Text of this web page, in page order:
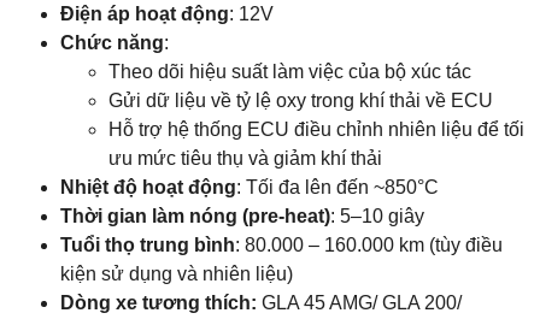
Điện áp hoạt động: 12V
Chức năng:
Theo dõi hiệu suất làm việc của bộ xúc tác
Gửi dữ liệu về tỷ lệ oxy trong khí thải về ECU
Hỗ trợ hệ thống ECU điều chỉnh nhiên liệu để tối
ưu mức tiêu thụ và giảm khí thải
Nhiệt độ hoạt động: Tối đa lên đến ~850°C
Thời gian làm nóng (pre-heat): 5–10 giây
Tuổi thọ trung bình: 80.000 – 160.000 km (tùy điều
kiện sử dụng và nhiên liệu)
Dòng xe tương thích: GLA 45 AMG/ GLA 200/